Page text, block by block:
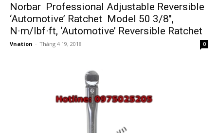
Norbar Professional Adjustable Reversible
‘Automotive’ Ratchet Model 50 3/8″,
N·m/lbf·ft, ‘Automotive’ Reversible Ratchet
Vnation - Tháng 4 19, 2018 0